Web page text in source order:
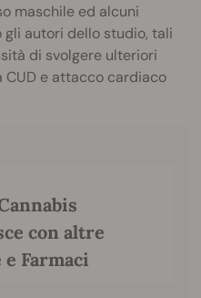
maschile ed alcuni
autori dello studio, tali
di svolgere ulteriori
CUD e attacco cardiaco
con altre
e Farmaci